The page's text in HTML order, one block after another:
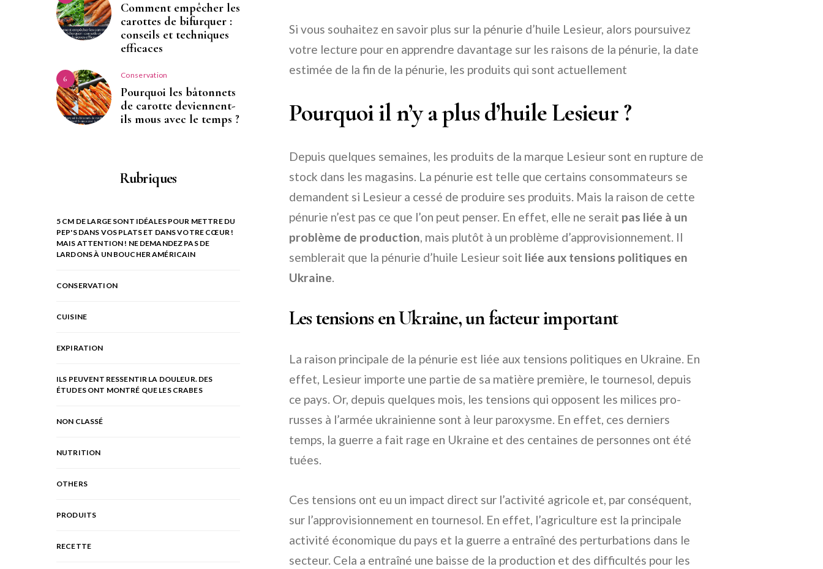
Si vous souhaitez en savoir plus sur la pénurie d’huile Lesieur, alors poursuivez
votre lecture pour en apprendre davantage sur les raisons de la pénurie, la date
estimée de la fin de la pénurie, les produits qui sont actuellement
Pourquoi il n’y a plus d’huile Lesieur ?
Depuis quelques semaines, les produits de la marque Lesieur sont en rupture de
stock dans les magasins. La pénurie est telle que certains consommateurs se
demandent si Lesieur a cessé de produire ses produits. Mais la raison de cette
pénurie n’est pas ce que l’on peut penser. En effet, elle ne serait pas liée à un
problème de production, mais plutôt à un problème d’approvisionnement. Il
semblerait que la pénurie d’huile Lesieur soit liée aux tensions politiques en
Ukraine.
Les tensions en Ukraine, un facteur important
La raison principale de la pénurie est liée aux tensions politiques en Ukraine. En
effet, Lesieur importe une partie de sa matière première, le tournesol, depuis
ce pays. Or, depuis quelques mois, les tensions qui opposent les milices pro-
russes à l’armée ukrainienne sont à leur paroxysme. En effet, ces derniers
temps, la guerre a fait rage en Ukraine et des centaines de personnes ont été
tuées.
Ces tensions ont eu un impact direct sur l’activité agricole et, par conséquent,
sur l’approvisionnement en tournesol. En effet, l’agriculture est la principale
activité économique du pays et la guerre a entraîné des perturbations dans le
secteur. Cela a entraîné une baisse de la production et des difficultés pour les
Comment empêcher les
carottes de bifurquer :
conseils et techniques
efficaces
6 Conservation
Pourquoi les bâtonnets
de carotte deviennent-
ils mous avec le temps ?
Rubriques
5 CM DE LARGE SONT IDÉALES POUR METTRE DU
PEP'S DANS VOS PLATS ET DANS VOTRE CŒUR !
MAIS ATTENTION ! NE DEMANDEZ PAS DE
LARDONS À UN BOUCHER AMÉRICAIN
CONSERVATION
CUISINE
EXPIRATION
ILS PEUVENT RESSENTIR LA DOULEUR. DES
ÉTUDES ONT MONTRÉ QUE LES CRABES
NON CLASSÉ
NUTRITION
OTHERS
PRODUITS
RECETTE